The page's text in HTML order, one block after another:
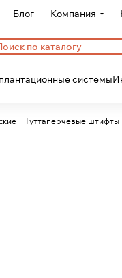
Блог Компания
системы
Гуттаперчевые штифты